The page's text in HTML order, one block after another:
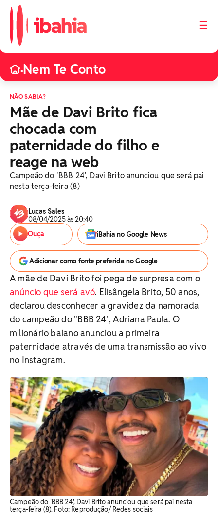
☰
•Nem Te Conto
NÃO SABIA?
Mãe de Davi Brito fica
chocada com
paternidade do filho e
reage na web
Campeão do 'BBB 24', Davi Brito anunciou que será pai
nesta terça-feira (8)
Lucas Sales
08/04/2025 às 20:40
Ouça
iBahia no Google News
Adicionar como fonte preferida no Google
A mãe de Davi Brito foi pega de surpresa com o
anúncio que será avó. Elisângela Brito, 50 anos,
declarou desconhecer a gravidez da namorada
do campeão do "BBB 24", Adriana Paula. O
milionário baiano anunciou a primeira
paternidade através de uma transmissão ao vivo
no Instagram.
Campeão do 'BBB 24', Davi Brito anunciou que será pai nesta
terça-feira (8). Foto: Reprodução/ Redes sociais